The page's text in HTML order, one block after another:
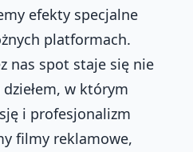
efekty specjalne
platformach.
nas spot staje się nie
w którym
i profesjonalizm
filmy reklamowe,